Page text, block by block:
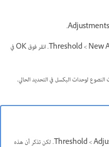
اختر Layer >‏ New Adjustment Layer >‏ Threshold. انقر فوق OK في
كما يمكنك اختيار Image‏ > Adjustments‏ > Threshold. لكن تذكر أن هذه